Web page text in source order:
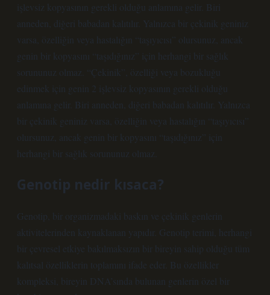
işlevsiz kopyasının gerekli olduğu anlamına gelir. Biri
anneden, diğeri babadan kalıtılır. Yalnızca bir çekinik geniniz
varsa, özelliğin veya hastalığın “taşıyıcısı” olursunuz, ancak
genin bir kopyasını “taşıdığınız” için herhangi bir sağlık
sorununuz olmaz. “Çekinik”, özelliği veya bozukluğu
edinmek için genin 2 işlevsiz kopyasının gerekli olduğu
anlamına gelir. Biri anneden, diğeri babadan kalıtılır. Yalnızca
bir çekinik geniniz varsa, özelliğin veya hastalığın “taşıyıcısı”
olursunuz, ancak genin bir kopyasını “taşıdığınız” için
herhangi bir sağlık sorununuz olmaz.
Genotip nedir kısaca?
Genotip, bir organizmadaki baskın ve çekinik genlerin
aktivitelerinden kaynaklanan yapıdır. Genotip terimi, herhangi
bir çevresel etkiye bakılmaksızın bir bireyin sahip olduğu tüm
kalıtsal özelliklerin toplamını ifade eder. Bu özellikler
kompleksi, bireyin DNA’sında bulunan genlerin özel bir